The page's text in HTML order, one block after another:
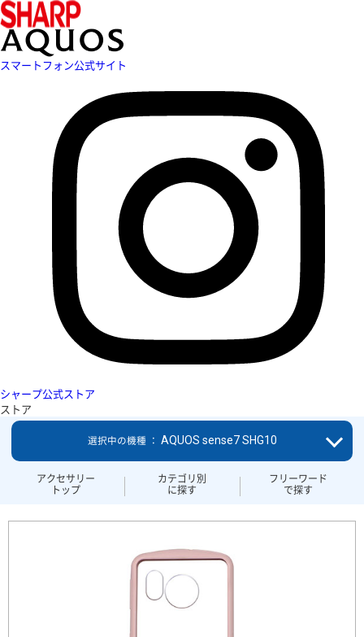
スマートフォン公式サイト
シャープ公式ストア
ストア
アクセサリー
トップ
カテゴリ別
に探す
フリーワード
で探す
選択中の機種 ： AQUOS sense7 SHG10